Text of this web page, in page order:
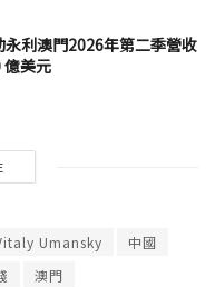
利澳門2026年第二季營收
億美元
Umansky
中國
澳門